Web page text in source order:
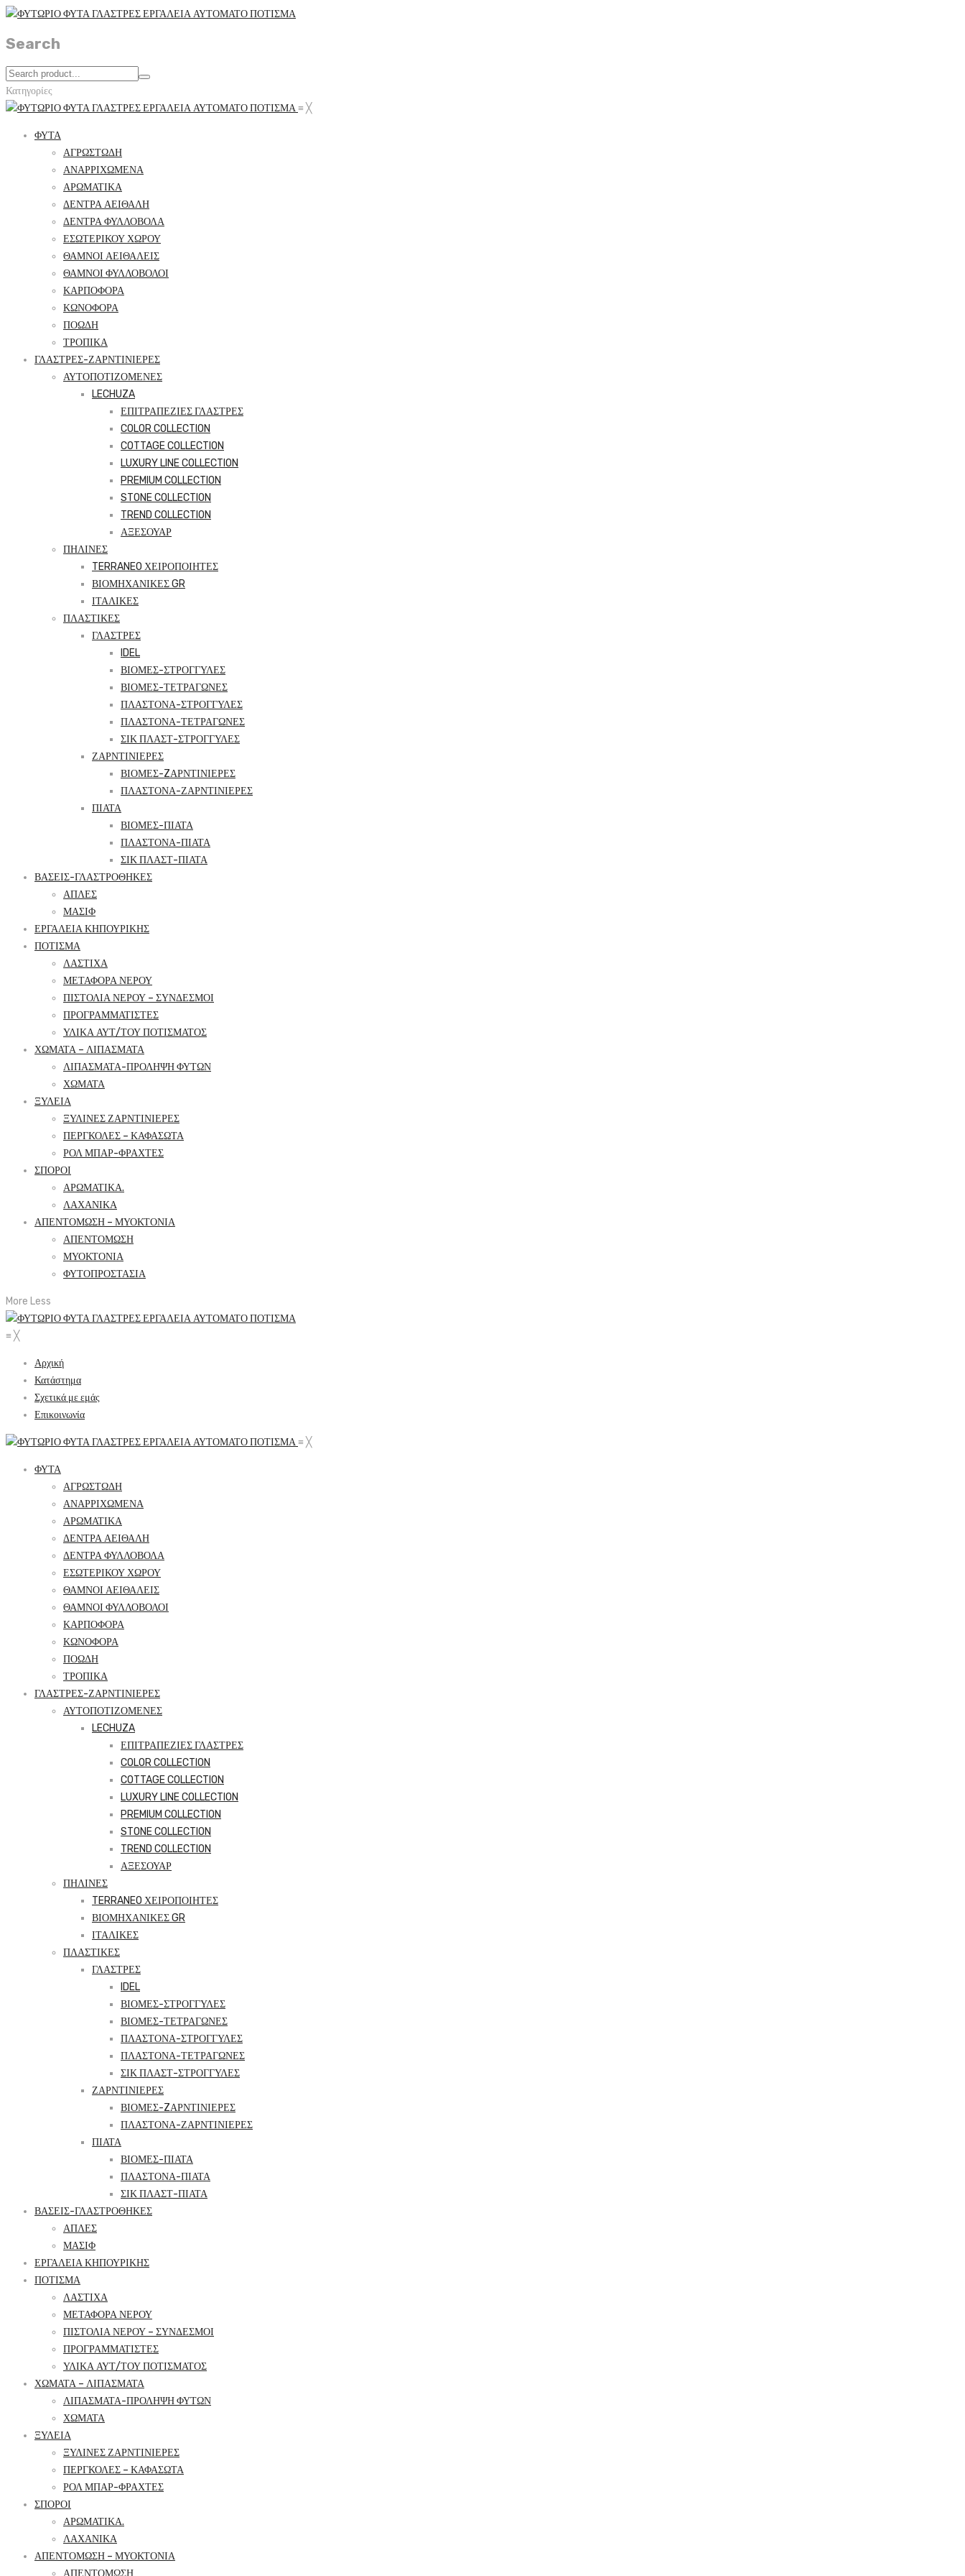
Search
Κατηγορίες
≡ ╳
ΦΥΤΑ
ΑΓΡΩΣΤΩΔΗ
ΑΝΑΡΡΙΧΩΜΕΝΑ
ΑΡΩΜΑΤΙΚΑ
ΔΕΝΤΡΑ ΑΕΙΘΑΛΗ
ΔΕΝΤΡΑ ΦΥΛΛΟΒΟΛΑ
ΕΣΩΤΕΡΙΚΟΥ ΧΩΡΟΥ
ΘΑΜΝΟΙ ΑΕΙΘΑΛΕΙΣ
ΘΑΜΝΟΙ ΦΥΛΛΟΒΟΛΟΙ
ΚΑΡΠΟΦΟΡΑ
ΚΩΝΟΦΟΡΑ
ΠΟΩΔΗ
ΤΡΟΠΙΚΑ
ΓΛΑΣΤΡΕΣ-ΖΑΡΝΤΙΝΙΕΡΕΣ
ΑΥΤΟΠΟΤΙΖΟΜΕΝΕΣ
LECHUZA
ΕΠΙΤΡΑΠΕΖΙΕΣ ΓΛΑΣΤΡΕΣ
COLOR COLLECTION
COTTAGE COLLECTION
LUXURY LINE COLLECTION
PREMIUM COLLECTION
STONE COLLECTION
TREND COLLECTION
ΑΞΕΣΟΥΑΡ
ΠΗΛΙΝΕΣ
TERRANEO ΧΕΙΡΟΠΟΙΗΤΕΣ
ΒΙΟΜΗΧΑΝΙΚΕΣ GR
ΙΤΑΛΙΚΕΣ
ΠΛΑΣΤΙΚΕΣ
ΓΛΑΣΤΡΕΣ
IDEL
ΒΙΟΜΕΣ-ΣΤΡΟΓΓΥΛΕΣ
ΒΙΟΜΕΣ-ΤΕΤΡΑΓΩΝΕΣ
ΠΛΑΣΤΟΝΑ-ΣΤΡΟΓΓΥΛΕΣ
ΠΛΑΣΤΟΝΑ-ΤΕΤΡΑΓΩΝΕΣ
ΣΙΚ ΠΛΑΣΤ-ΣΤΡΟΓΓΥΛΕΣ
ΖΑΡΝΤΙΝΙΕΡΕΣ
ΒΙΟΜΕΣ-ZΑΡΝΤΙΝΙΕΡΕΣ
ΠΛΑΣΤΟΝΑ-ΖΑΡΝΤΙΝΙΕΡΕΣ
ΠΙΑΤΑ
ΒΙΟΜΕΣ-ΠΙΑΤΑ
ΠΛΑΣΤΟΝΑ-ΠΙΑΤΑ
ΣΙΚ ΠΛΑΣΤ-ΠΙΑΤΑ
ΒΑΣΕΙΣ-ΓΛΑΣΤΡΟΘΗΚΕΣ
ΑΠΛΕΣ
ΜΑΣΙΦ
ΕΡΓΑΛΕΙΑ ΚΗΠΟΥΡΙΚΗΣ
ΠΟΤΙΣΜΑ
ΛΑΣΤΙΧΑ
ΜΕΤΑΦΟΡΑ ΝΕΡΟΥ
ΠΙΣΤΟΛΙΑ ΝΕΡΟΥ – ΣΥΝΔΕΣΜΟΙ
ΠΡΟΓΡΑΜΜΑΤΙΣΤΕΣ
ΥΛΙΚΑ ΑΥΤ/ΤΟΥ ΠΟΤΙΣΜΑΤΟΣ
ΧΩΜΑΤΑ – ΛΙΠΑΣΜΑΤΑ
ΛΙΠΑΣΜΑΤΑ-ΠΡΟΛΗΨΗ ΦΥΤΩΝ
ΧΩΜΑΤΑ
ΞΥΛΕΙΑ
ΞΥΛΙΝΕΣ ΖΑΡΝΤΙΝΙΕΡΕΣ
ΠΕΡΓΚΟΛΕΣ – ΚΑΦΑΣΩΤΑ
ΡΟΛ ΜΠΑΡ-ΦΡΑΧΤΕΣ
ΣΠΟΡΟΙ
ΑΡΩΜΑΤΙΚΑ.
ΛΑΧΑΝΙΚΑ
ΑΠΕΝΤΟΜΩΣΗ – ΜΥΟΚΤΟΝΙΑ
ΑΠΕΝΤΟΜΩΣΗ
ΜΥΟΚΤΟΝΙΑ
ΦΥΤΟΠΡΟΣΤΑΣΙΑ
More Less
≡ ╳
Αρχική
Κατάστημα
Σχετικά με εμάς
Επικοινωνία
≡ ╳
ΦΥΤΑ
ΑΓΡΩΣΤΩΔΗ
ΑΝΑΡΡΙΧΩΜΕΝΑ
ΑΡΩΜΑΤΙΚΑ
ΔΕΝΤΡΑ ΑΕΙΘΑΛΗ
ΔΕΝΤΡΑ ΦΥΛΛΟΒΟΛΑ
ΕΣΩΤΕΡΙΚΟΥ ΧΩΡΟΥ
ΘΑΜΝΟΙ ΑΕΙΘΑΛΕΙΣ
ΘΑΜΝΟΙ ΦΥΛΛΟΒΟΛΟΙ
ΚΑΡΠΟΦΟΡΑ
ΚΩΝΟΦΟΡΑ
ΠΟΩΔΗ
ΤΡΟΠΙΚΑ
ΓΛΑΣΤΡΕΣ-ΖΑΡΝΤΙΝΙΕΡΕΣ
ΑΥΤΟΠΟΤΙΖΟΜΕΝΕΣ
LECHUZA
ΕΠΙΤΡΑΠΕΖΙΕΣ ΓΛΑΣΤΡΕΣ
COLOR COLLECTION
COTTAGE COLLECTION
LUXURY LINE COLLECTION
PREMIUM COLLECTION
STONE COLLECTION
TREND COLLECTION
ΑΞΕΣΟΥΑΡ
ΠΗΛΙΝΕΣ
TERRANEO ΧΕΙΡΟΠΟΙΗΤΕΣ
ΒΙΟΜΗΧΑΝΙΚΕΣ GR
ΙΤΑΛΙΚΕΣ
ΠΛΑΣΤΙΚΕΣ
ΓΛΑΣΤΡΕΣ
IDEL
ΒΙΟΜΕΣ-ΣΤΡΟΓΓΥΛΕΣ
ΒΙΟΜΕΣ-ΤΕΤΡΑΓΩΝΕΣ
ΠΛΑΣΤΟΝΑ-ΣΤΡΟΓΓΥΛΕΣ
ΠΛΑΣΤΟΝΑ-ΤΕΤΡΑΓΩΝΕΣ
ΣΙΚ ΠΛΑΣΤ-ΣΤΡΟΓΓΥΛΕΣ
ΖΑΡΝΤΙΝΙΕΡΕΣ
ΒΙΟΜΕΣ-ZΑΡΝΤΙΝΙΕΡΕΣ
ΠΛΑΣΤΟΝΑ-ΖΑΡΝΤΙΝΙΕΡΕΣ
ΠΙΑΤΑ
ΒΙΟΜΕΣ-ΠΙΑΤΑ
ΠΛΑΣΤΟΝΑ-ΠΙΑΤΑ
ΣΙΚ ΠΛΑΣΤ-ΠΙΑΤΑ
ΒΑΣΕΙΣ-ΓΛΑΣΤΡΟΘΗΚΕΣ
ΑΠΛΕΣ
ΜΑΣΙΦ
ΕΡΓΑΛΕΙΑ ΚΗΠΟΥΡΙΚΗΣ
ΠΟΤΙΣΜΑ
ΛΑΣΤΙΧΑ
ΜΕΤΑΦΟΡΑ ΝΕΡΟΥ
ΠΙΣΤΟΛΙΑ ΝΕΡΟΥ – ΣΥΝΔΕΣΜΟΙ
ΠΡΟΓΡΑΜΜΑΤΙΣΤΕΣ
ΥΛΙΚΑ ΑΥΤ/ΤΟΥ ΠΟΤΙΣΜΑΤΟΣ
ΧΩΜΑΤΑ – ΛΙΠΑΣΜΑΤΑ
ΛΙΠΑΣΜΑΤΑ-ΠΡΟΛΗΨΗ ΦΥΤΩΝ
ΧΩΜΑΤΑ
ΞΥΛΕΙΑ
ΞΥΛΙΝΕΣ ΖΑΡΝΤΙΝΙΕΡΕΣ
ΠΕΡΓΚΟΛΕΣ – ΚΑΦΑΣΩΤΑ
ΡΟΛ ΜΠΑΡ-ΦΡΑΧΤΕΣ
ΣΠΟΡΟΙ
ΑΡΩΜΑΤΙΚΑ.
ΛΑΧΑΝΙΚΑ
ΑΠΕΝΤΟΜΩΣΗ – ΜΥΟΚΤΟΝΙΑ
ΑΠΕΝΤΟΜΩΣΗ